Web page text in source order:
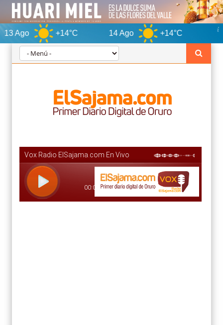
+14°C 14 Ago +14°C